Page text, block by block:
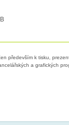
především k tisku,
a grafických